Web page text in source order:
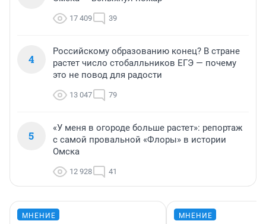
17 409 39
4
Российскому образованию конец? В стране
растет число стобалльников ЕГЭ — почему
это не повод для радости
13 047 79
5
«У меня в огороде больше растет»: репортаж
с самой провальной «Флоры» в истории
Омска
12 928 41
МНЕНИЕ МНЕНИЕ